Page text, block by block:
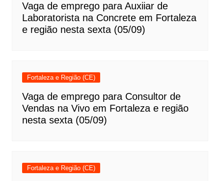
Vaga de emprego para Auxiiar de
Laboratorista na Concrete em Fortaleza
e região nesta sexta (05/09)
Fortaleza e Região (CE)
Vaga de emprego para Consultor de
Vendas na Vivo em Fortaleza e região
nesta sexta (05/09)
Fortaleza e Região (CE)